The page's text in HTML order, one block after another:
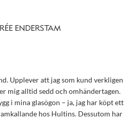
ENDERSTAM
Upplever att jag som kund verkligen
mig alltid sedd och omhändertagen.
i mina glasögon – ja, jag har köpt ett
hos Hultins. Dessutom har